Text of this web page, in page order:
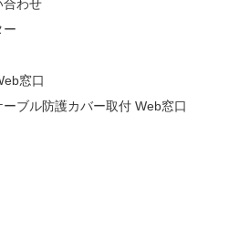
合わせ
ー
窓口
ブル防護カバー取付 Web窓口